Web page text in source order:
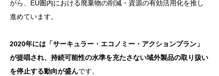
がら、EU圏内における廃棄物の削減・資源の有効活用化を推し
進めています。
2020年には「サーキュラー・エコノミー・アクションプラン」
が提唱され、持続可能性の水準を充たさない域外製品の取り扱い
を停止する動向が盛んです。